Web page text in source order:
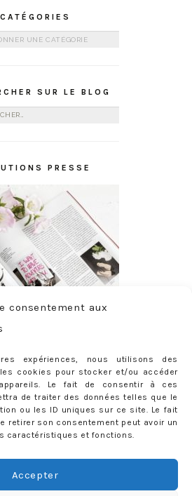
consentement aux
expériences, nous utilisons des
cookies pour stocker et/ou accéder
Le fait de consentir à ces
de traiter des données telles que le
ou les ID uniques sur ce site. Le fait
retirer son consentement peut avoir un
caractéristiques et fonctions.
Accepter
CATÉGORIES
SUR LE BLOG
:
PRESSE